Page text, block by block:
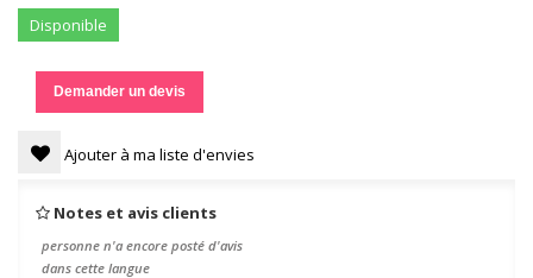
Disponible
Demander un devis
Ajouter à ma liste d'envies
Notes et avis clients
personne n'a encore posté d'avis
dans cette langue